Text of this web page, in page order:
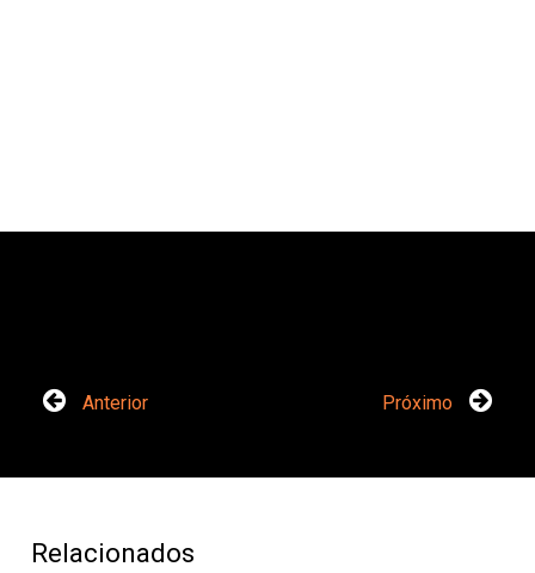
Anterior Próximo
Relacionados